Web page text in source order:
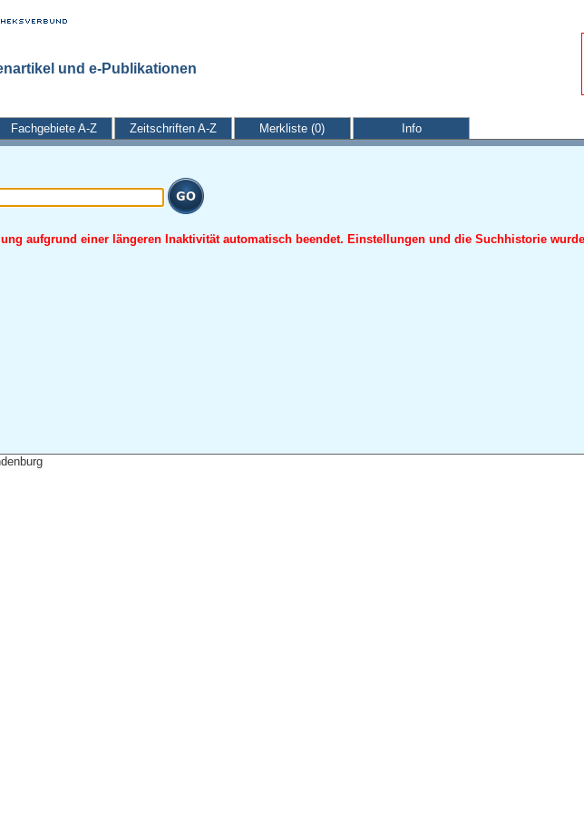
und e-Publikationen
Fachgebiete A-Z Zeitschriften A-Z Merkliste (0) Info
aufgrund einer längeren Inaktivität automatisch beendet. Einstellungen und die Suchhistorie